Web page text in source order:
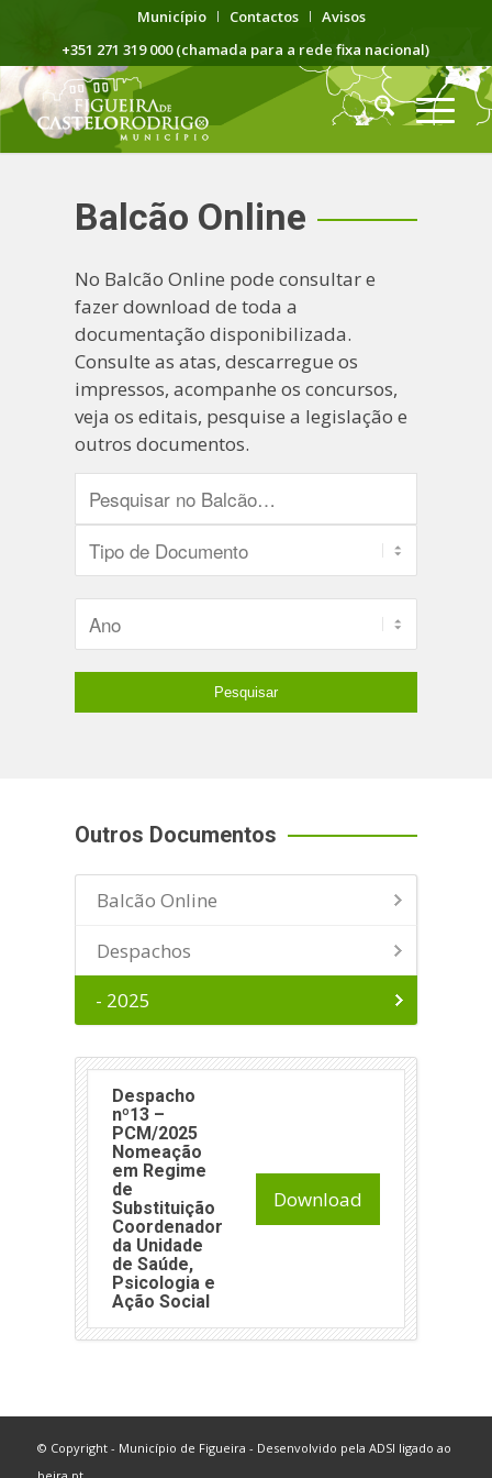
Município Contactos
Avisos
+351 271 319 000 (chamada para a rede fixa nacional)
Balcão Online
No Balcão Online pode consultar e
fazer download de toda a
documentação disponibilizada.
Consulte as atas, descarregue os
impressos, acompanhe os concursos,
veja os editais, pesquise a legislação e
outros documentos.
Outros Documentos
Balcão Online
Despachos
- 2025
Despacho
nº13 –
PCM/2025
Nomeação
em Regime
de
Substituição
Coordenador
da Unidade
de Saúde,
Psicologia e
Ação Social
Download
© Copyright - Município de Figueira - Desenvolvido pela ADSI ligado ao